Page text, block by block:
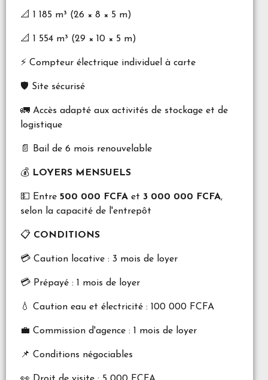
📐 1 185 m³ (26 × 8 × 5 m)
📐 1 554 m³ (29 × 10 × 5 m)
⚡ Compteur électrique individuel à carte
🛡️ Site sécurisé
🚛 Accès adapté aux activités de stockage et de
logistique
📄 Bail de 6 mois renouvelable
💰 LOYERS MENSUELS
💵 Entre 500 000 FCFA et 3 000 000 FCFA,
selon la capacité de l'entrepôt
📋 CONDITIONS
💳 Caution locative : 3 mois de loyer
💳 Prépayé : 1 mois de loyer
💧 Caution eau et électricité : 100 000 FCFA
💼 Commission d'agence : 1 mois de loyer
📌 Conditions négociables